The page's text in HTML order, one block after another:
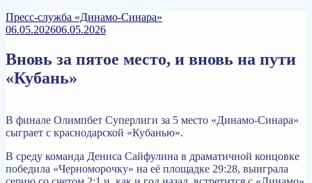
Пресс-служба «Динамо-Синара»
06.05.202606.05.2026
Вновь за пятое место, и вновь на пути
«Кубань»
В финале Олимпбет Суперлиги за 5 место «Динамо-Синара»
сыграет с краснодарской «Кубанью».
В среду команда Дениса Сайфулина в драматичной концовке
победила «Черноморочку» на её площадке 29:28, выиграла